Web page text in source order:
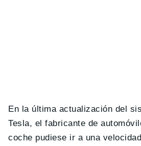
En la última actualización del
Tesla, el fabricante de
coche pudiese ir a una